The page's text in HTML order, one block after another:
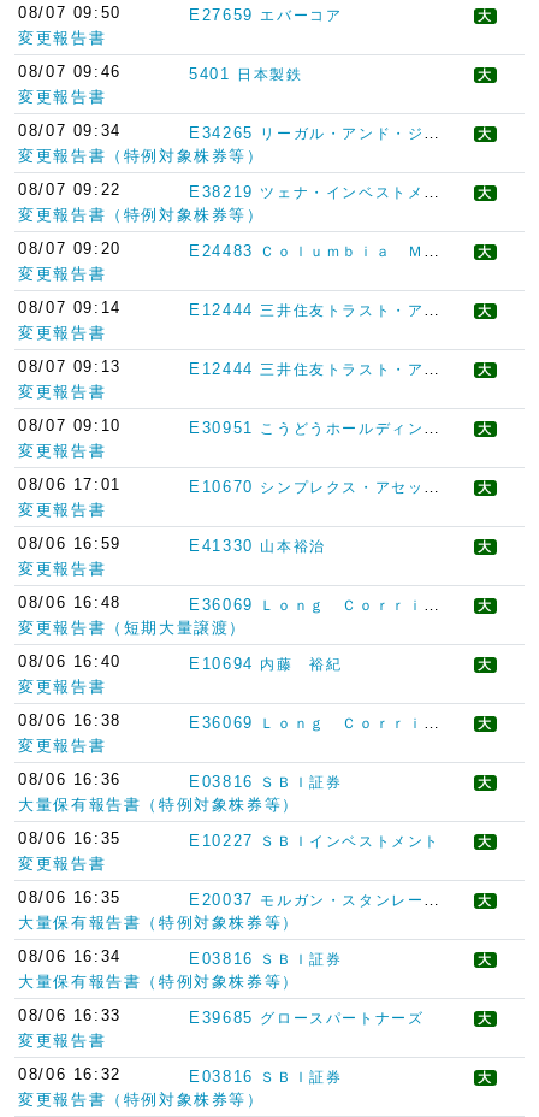
08/07 09:50 E27659 エバーコア 大
変更報告書
08/07 09:46
5401 日本製鉄 大
変更報告書
08/07 09:34
E34265 リーガル・アンド・ジェネラル・インベストメント・マネジメント・リミテッド 大
変更報告書（特例対象株券等）
08/07 09:22
E38219 ツェナ・インベストメント・マネジメント・エルエルシー（Ｐｚｅｎａ Ｉｎｖｅｓｔｍｅｎｔ Ｍａｎａｇｅｍｅｎｔ， ＬＬＣ） 大
変更報告書（特例対象株券等）
08/07 09:20
E24483 Ｃｏｌｕｍｂｉａ Ｍａｎａｇｅｍｅｎｔ Ｉｎｖｅｓｔｍｅｎｔ Ａｄｖｉｓｅｒｓ， ＬＬＣ 大
変更報告書
08/07 09:14
E12444 三井住友トラスト・アセットマネジメント 大
変更報告書
08/07 09:13
E12444 三井住友トラスト・アセットマネジメント 大
変更報告書
08/07 09:10
E30951 こうどうホールディングス 大
変更報告書
08/06 17:01
E10670 シンプレクス・アセット・マネジメント 大
変更報告書
08/06 16:59
E41330 山本裕治 大
変更報告書
08/06 16:48
E36069 Ｌｏｎｇ Ｃｏｒｒｉｄｏｒ Ａｓｓｅｔ Ｍａｎａｇｅｍｅｎｔ Ｌｉｍｉｔｅｄ 大
変更報告書（短期大量譲渡）
08/06 16:40
E10694 内藤 裕紀 大
変更報告書
08/06 16:38
E36069 Ｌｏｎｇ Ｃｏｒｒｉｄｏｒ Ａｓｓｅｔ Ｍａｎａｇｅｍｅｎｔ Ｌｉｍｉｔｅｄ 大
変更報告書
08/06 16:36
E03816 ＳＢＩ証券 大
大量保有報告書（特例対象株券等）
08/06 16:35
E10227 ＳＢＩインベストメント 大
変更報告書
08/06 16:35
E20037 モルガン・スタンレー・アンド・カンパニー・インターナショナル・ピーエルシー 大
大量保有報告書（特例対象株券等）
08/06 16:34
E03816 ＳＢＩ証券 大
大量保有報告書（特例対象株券等）
08/06 16:33
E39685 グロースパートナーズ 大
変更報告書
08/06 16:32
E03816 ＳＢＩ証券 大
変更報告書（特例対象株券等）